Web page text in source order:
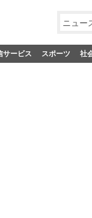
ニュー
サービス スポーツ 社